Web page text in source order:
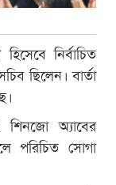
নির্বাচিত
ছিলেন। বার্তা
শিনজো অ্যাবের
পরিচিত সোগা